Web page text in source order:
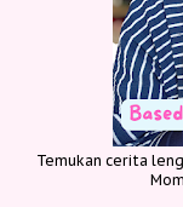
Temukan cerita